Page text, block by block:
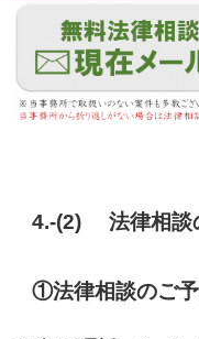
4.-(2) 法律相談
①法律相談のご